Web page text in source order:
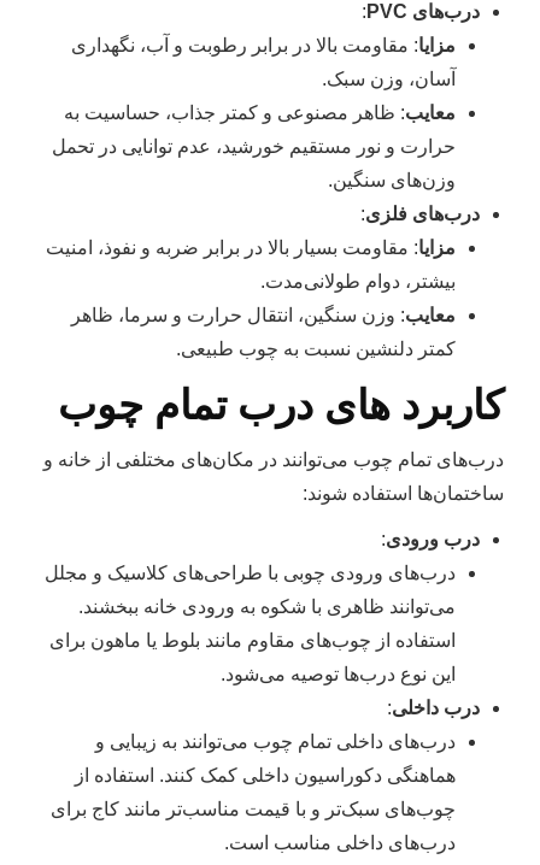
درب‌های PVC
:
مزایا: مقاومت بالا در برابر رطوبت و آب، نگهداری
آسان، وزن سبک.
معایب: ظاهر مصنوعی و کمتر جذاب، حساسیت به
حرارت و نور مستقیم خورشید، عدم توانایی در تحمل
وزن‌های سنگین.
درب‌های فلزی:
مزایا: مقاومت بسیار بالا در برابر ضربه و نفوذ، امنیت
بیشتر، دوام طولانی‌مدت.
معایب: وزن سنگین، انتقال حرارت و سرما، ظاهر
کمتر دلنشین نسبت به چوب طبیعی.
کاربرد های درب تمام چوب
درب‌های تمام چوب می‌توانند در مکان‌های مختلفی از خانه و
ساختمان‌ها استفاده شوند:
درب ورودی:
درب‌های ورودی چوبی با طراحی‌های کلاسیک و مجلل
می‌توانند ظاهری با شکوه به ورودی خانه ببخشند.
استفاده از چوب‌های مقاوم مانند بلوط یا ماهون برای
این نوع درب‌ها توصیه می‌شود.
درب داخلی:
درب‌های داخلی تمام چوب می‌توانند به زیبایی و
هماهنگی دکوراسیون داخلی کمک کنند. استفاده از
چوب‌های سبک‌تر و با قیمت مناسب‌تر مانند کاج برای
درب‌های داخلی مناسب است.